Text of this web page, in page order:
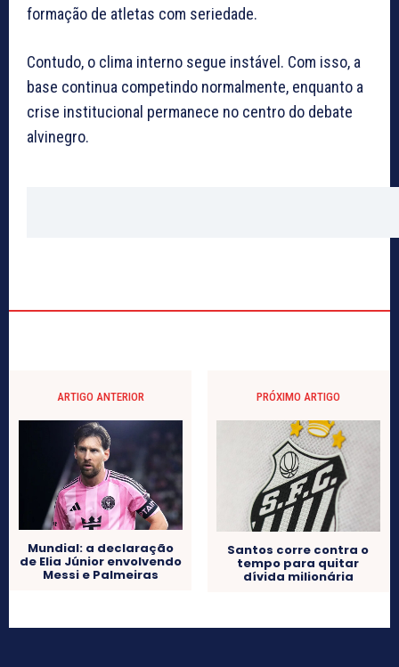
formação de atletas com seriedade.
Contudo, o clima interno segue instável. Com isso, a
base continua competindo normalmente, enquanto a
crise institucional permanece no centro do debate
alvinegro.
ARTIGO ANTERIOR
Mundial: a declaração
de Elia Júnior envolvendo
Messi e Palmeiras
PRÓXIMO ARTIGO
Santos corre contra o
tempo para quitar
dívida milionária